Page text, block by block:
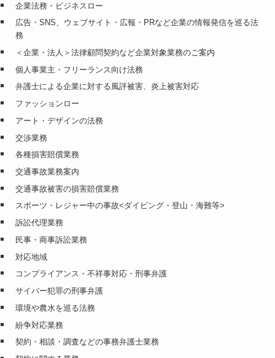
企業法務・ビジネスロー
広告・SNS、ウェブサイト・広報・PRなど企業の情報発信を巡る法
務
＜企業・法人＞法律顧問契約など企業対象業務のご案内
個人事業主・フリーランス向け法務
弁護士による企業に対する風評被害、炎上被害対応
ファッションロー
アート・デザインの法務
交渉業務
各種損害賠償業務
交通事故業務案内
交通事故被害の損害賠償業務
スポーツ・レジャー中の事故<ダイビング・登山・海難等>
訴訟代理業務
民事・商事訴訟業務
対応地域
コンプライアンス・不祥事対応・刑事弁護
サイバー犯罪の刑事弁護
環境や農水を巡る法務
紛争対応業務
契約・相談・調査などの事務弁護士業務